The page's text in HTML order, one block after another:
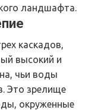
ландшафта.
каскадов,
высокий и
чьи воды
Это зрелище
окруженные